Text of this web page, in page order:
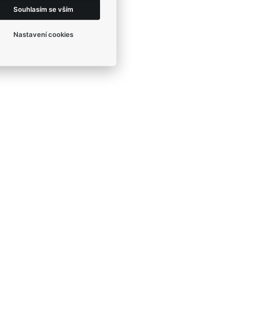
Souhlasím se vším
Nastavení cookies